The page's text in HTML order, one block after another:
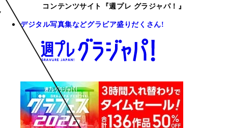
コンテンツサイト『週プレ グラジャパ！』
デジタル写真集などグラビア盛りだくさん!